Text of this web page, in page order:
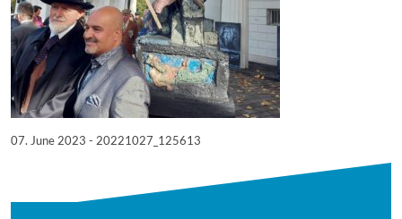
07. June 2023 - 20221027_125613